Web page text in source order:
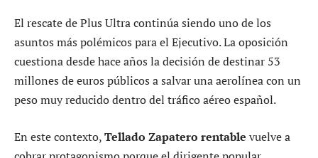
El rescate de Plus Ultra continúa siendo uno de los
asuntos más polémicos para el Ejecutivo. La oposición
cuestiona desde hace años la decisión de destinar 53
millones de euros públicos a salvar una aerolínea con un
peso muy reducido dentro del tráfico aéreo español.
En este contexto,Tellado Zapatero rentable vuelve a